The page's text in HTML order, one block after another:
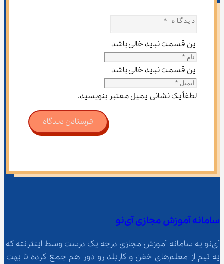
این قسمت نباید خالی باشد
این قسمت نباید خالی باشد
لطفاً یک نشانی ایمیل معتبر بنویسید.
فرستادن دیدگاه
سامانه آموزش مجازی آی‌نو
آی‌نو یه سامانه آموزش مجازی درجه یک درست وسط اینترنته که
یه تیم از معلم‌‌های خفن و کاربلد رو دور هم جمع کرده تا بهت